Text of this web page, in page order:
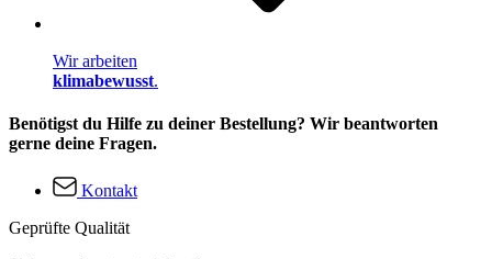
Wir arbeiten
klimabewusst.
Benötigst du Hilfe zu deiner Bestellung? Wir beantworten
gerne deine Fragen.
Kontakt
Geprüfte Qualität